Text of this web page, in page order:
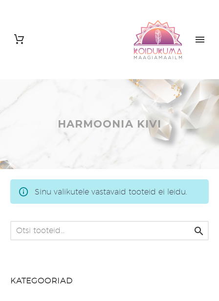
HARMOONIA KIVI
Sinu valikutele vastavaid tooteid ei leidu.

KATEGOORIAD